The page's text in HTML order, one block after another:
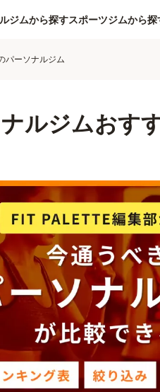
ジムから探すスポーツジムから探
パーソナルジム
ルジムおす